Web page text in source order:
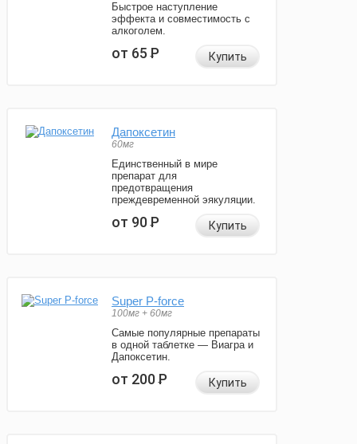
Быстрое наступление
эффекта и совместимость с
алкоголем.
от 65Р Купить
Дапоксетин
60мг
Единственный в мире
препарат для
предотвращения
преждевременной эякуляции.
от 90Р Купить
Super P-force
100мг + 60мг
Самые популярные препараты
в одной таблетке — Виагра и
Дапоксетин.
от 200Р Купить